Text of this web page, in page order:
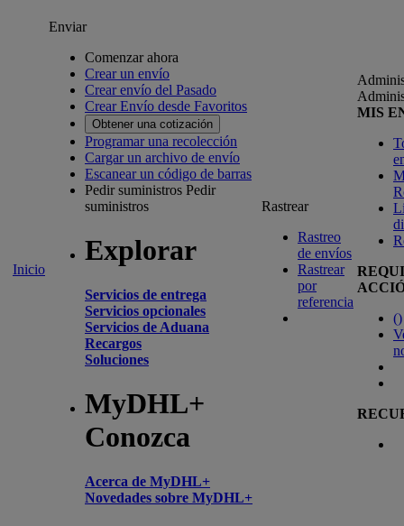
Inicio
Enviar
Comenzar ahora
Crear un envío
Crear envío del Pasado
Crear Envío desde Favoritos
Obtener una cotización
Programar una recolección
Cargar un archivo de envío
Escanear un código de barras
Pedir suministros Pedir
suministros
Explorar
Servicios de entrega
Servicios opcionales
Servicios de Aduana
Recargos
Soluciones
MyDHL+
Conozca
Acerca de MyDHL+
Novedades sobre MyDHL+
Rastrear
Rastreo
de envíos
Rastrear
por
referencia
MIS
()